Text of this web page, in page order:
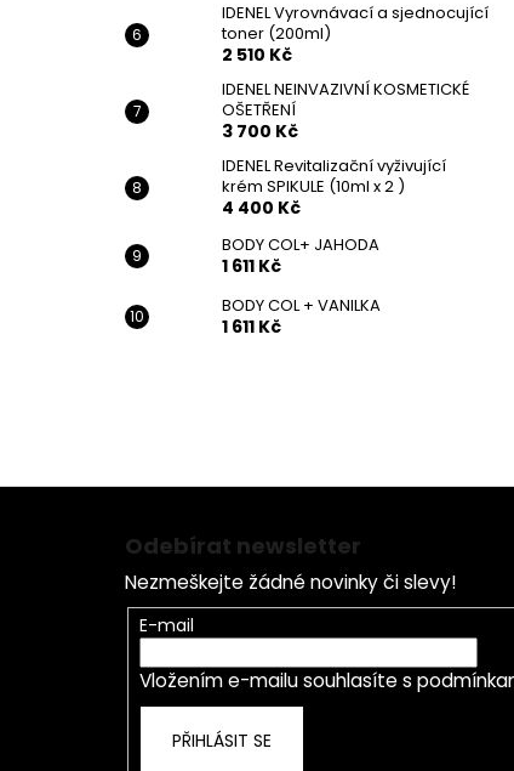
IDENEL Vyrovnávací a sjednocující
toner (200ml)
2 510 Kč
IDENEL NEINVAZIVNÍ KOSMETICKÉ
OŠETŘENÍ
3 700 Kč
IDENEL Revitalizační vyživující
krém SPIKULE (10ml x 2 )
4 400 Kč
BODY COL+ JAHODA
1 611 Kč
BODY COL + VANILKA
1 611 Kč
Z
Odebírat newsletter
Nezmeškejte žádné novinky či slevy!
E-mail
Vložením e-mailu souhlasíte s
PŘIHLÁSIT SE